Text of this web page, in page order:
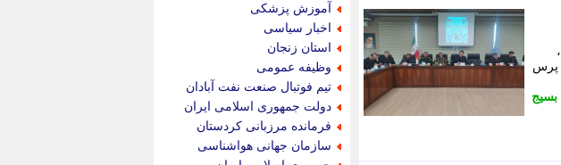
پرس
بسیج
آموزش پزشکی
اخبار سیاسی
استان زنجان
وظیفه عمومی
تیم فوتبال صنعت نفت آبادان
دولت جمهوری اسلامی ایران
فرمانده مرزبانی کردستان
سازمان جهانی هواشناسی